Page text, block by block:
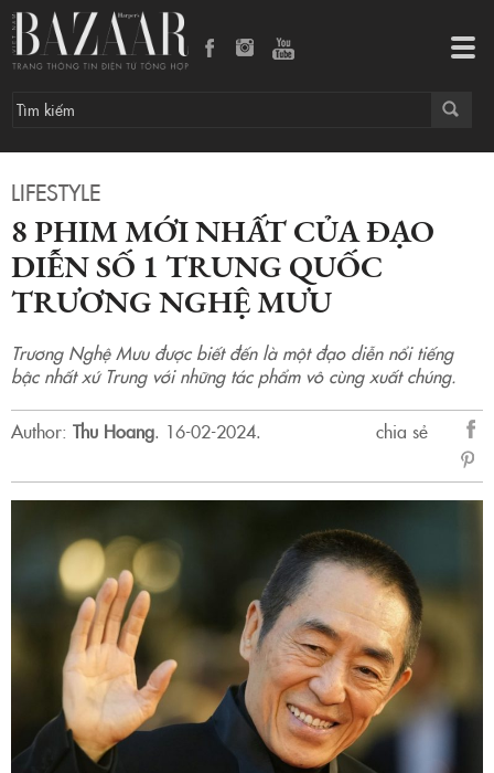
LIFESTYLE
8 PHIM MỚI NHẤT CỦA ĐẠO
DIỄN SỐ 1 TRUNG QUỐC
TRƯƠNG NGHỆ MƯU
Trương Nghệ Mưu được biết đến là một đạo diễn nổi tiếng
bậc nhất xứ Trung với những tác phẩm vô cùng xuất chúng.
Author: Thu Hoang. 16-02-2024.
chia sẻ
sẻ